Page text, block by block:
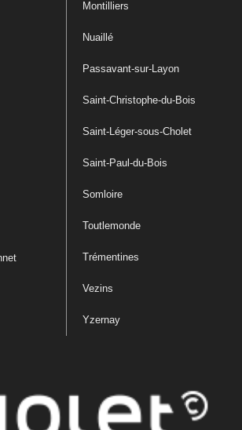
Montilliers
Nuaillé
Passavant-sur-Layon
Saint-Christophe-du-Bois
Saint-Léger-sous-Cholet
Saint-Paul-du-Bois
Somloire
Toutlemonde
Trémentines
Vezins
Yzernay